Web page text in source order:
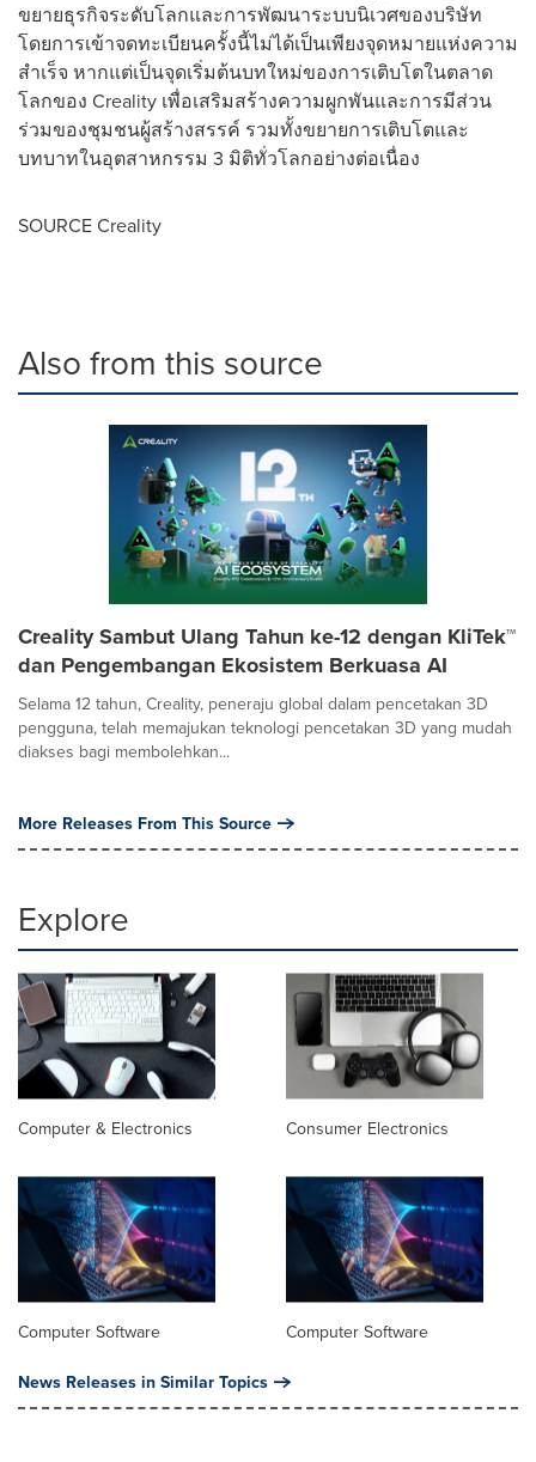
ขยายธุรกิจระดับโลกและการพัฒนาระบบนิเวศของบริษัท
โดยการเข้าจดทะเบียนครั้งนี้ไม่ได้เป็นเพียงจุดหมายแห่งความ
สำเร็จ หากแต่เป็นจุดเริ่มต้นบทใหม่ของการเติบโตในตลาด
โลกของ Creality เพื่อเสริมสร้างความผูกพันและการมีส่วน
ร่วมของชุมชนผู้สร้างสรรค์ รวมทั้งขยายการเติบโตและ
บทบาทในอุตสาหกรรม 3 มิติทั่วโลกอย่างต่อเนื่อง
SOURCE Creality
Also from this source
Creality Sambut Ulang Tahun ke-12 dengan KliTek™
dan Pengembangan Ekosistem Berkuasa AI
Selama 12 tahun, Creality, peneraju global dalam pencetakan 3D
pengguna, telah memajukan teknologi pencetakan 3D yang mudah
diakses bagi membolehkan...
More Releases From This Source
Explore
Computer & Electronics Consumer Electronics
Computer Software Computer Software
News Releases in Similar Topics